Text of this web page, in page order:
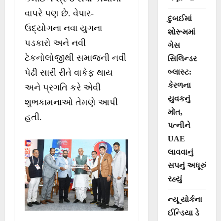
વાપરે પણ છે. વેપાર-
ઉદ્યોગના નવા યુગના
પડકારો અને નવી
ટેકનોલોજીથી સમાજની નવી
પેઢી સારી રીતે વાકેફ થાય
અને પ્રગતિ કરે એવી
શુભકામનાઓ તેમણે આપી
હતી.
દુબઈમાં
શોરૂમમાં
ગેસ
સિલિન્ડર
બ્લાસ્ટ:
કેરળના
યુવકનું
મોત,
પત્નીને
UAE
લાવવાનું
સપનું અધૂરું
રહ્યું
ન્યૂ યોર્કના
ઈન્ડિયા ડે